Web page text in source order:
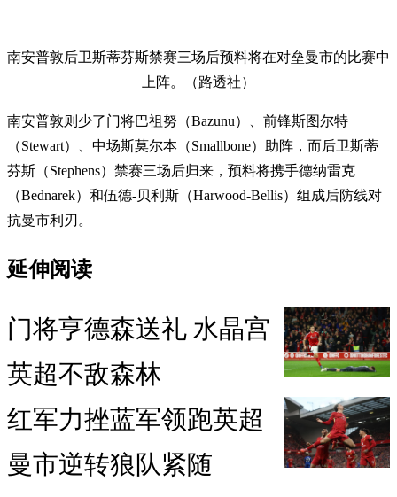
南安普敦后卫斯蒂芬斯禁赛三场后预料将在对垒曼市的比赛中
上阵。（路透社）
南安普敦则少了门将巴祖努（Bazunu）、前锋斯图尔特
（Stewart）、中场斯莫尔本（Smallbone）助阵，而后卫斯蒂
芬斯（Stephens）禁赛三场后归来，预料将携手德纳雷克
（Bednarek）和伍德-贝利斯（Harwood-Bellis）组成后防线对
抗曼市利刃。
延伸阅读
门将亨德森送礼 水晶宫
英超不敌森林
红军力挫蓝军领跑英超
曼市逆转狼队紧随